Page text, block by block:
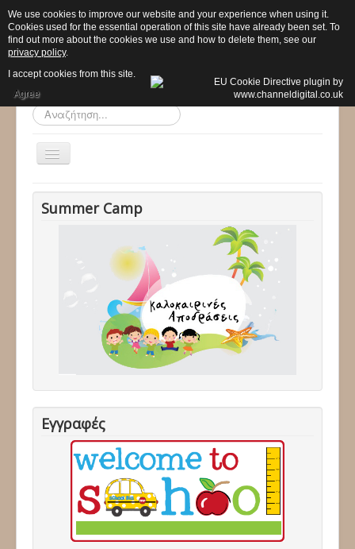
Αναζήτηση...
Εναλλαγή
Αρχική
Προ - Νηπιαγωγείο
Προγράμματα
Δραστηριότητες
Ανακοινώσεις
Summer Camp
Εγγραφές
We use cookies to improve our website and your experience when using it.
Cookies used for the essential operation of this site have already been set. To
find out more about the cookies we use and how to delete them, see our
privacy policy.
I accept cookies from this site.
Agree